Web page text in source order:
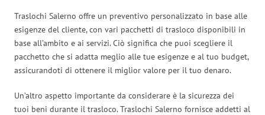
Traslochi Salerno offre un preventivo personalizzato in base alle
esigenze del cliente, con vari pacchetti di trasloco disponibili in
base all’ambito e ai servizi. Ciò significa che puoi scegliere il
pacchetto che si adatta meglio alle tue esigenze e al tuo budget,
assicurandoti di ottenere il miglior valore per il tuo denaro.
Un’altro aspetto importante da considerare è la sicurezza dei
tuoi beni durante il trasloco. Traslochi Salerno fornisce addetti al